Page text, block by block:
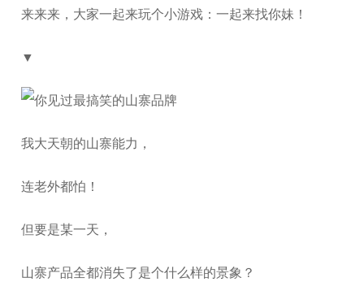
来来来，大家一起来玩个小游戏：一起来找你妹！
▼
我大天朝的山寨能力，
连老外都怕！
但要是某一天，
山寨产品全都消失了是个什么样的景象？